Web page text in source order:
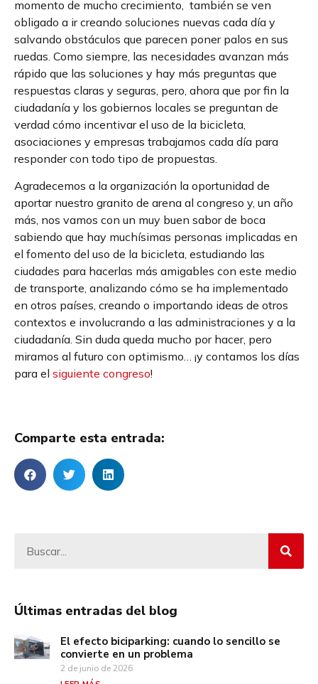
momento de mucho crecimiento, también se ven
obligado a ir creando soluciones nuevas cada día y
salvando obstáculos que parecen poner palos en sus
ruedas. Como siempre, las necesidades avanzan más
rápido que las soluciones y hay más preguntas que
respuestas claras y seguras, pero, ahora que por fin la
ciudadanía y los gobiernos locales se preguntan de
verdad cómo incentivar el uso de la bicicleta,
asociaciones y empresas trabajamos cada día para
responder con todo tipo de propuestas.
Agradecemos a la organización la oportunidad de
aportar nuestro granito de arena al congreso y, un año
más, nos vamos con un muy buen sabor de boca
sabiendo que hay muchísimas personas implicadas en
el fomento del uso de la bicicleta, estudiando las
ciudades para hacerlas más amigables con este medio
de transporte, analizando cómo se ha implementado
en otros países, creando o importando ideas de otros
contextos e involucrando a las administraciones y a la
ciudadanía. Sin duda queda mucho por hacer, pero
miramos al futuro con optimismo… ¡y contamos los días
para el siguiente congreso!
Comparte esta entrada:
Últimas entradas del blog
El efecto biciparking: cuando lo sencillo se
convierte en un problema
2 de junio de 2026